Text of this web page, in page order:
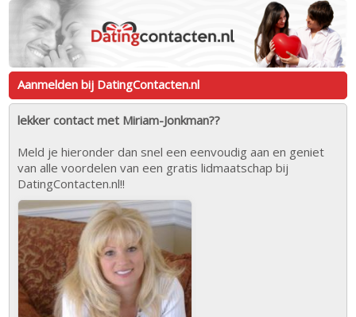
Aanmelden bij DatingContacten.nl
lekker contact met Miriam-Jonkman??
Meld je hieronder dan snel een eenvoudig aan en geniet
van alle voordelen van een gratis lidmaatschap bij
DatingContacten.nl!!